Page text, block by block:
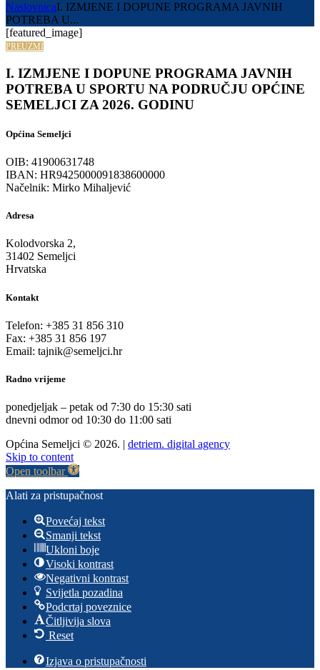
NaslovnicaI. IZMJENE I DOPUNE PROGRAMA JAVNIH
POTREBA U...
[featured_image]
PREUZMI
I. IZMJENE I DOPUNE PROGRAMA JAVNIH
POTREBA U SPORTU NA PODRUČJU OPĆINE
SEMELJCI ZA 2026. GODINU
Općina Semeljci
OIB: 41900631748
IBAN: HR9425000091838600000
Načelnik: Mirko Mihaljević
Adresa
Kolodvorska 2,
31402 Semeljci
Hrvatska
Kontakt
Telefon: +385 31 856 310
Fax: +385 31 856 197
Email: tajnik@semeljci.hr
Radno vrijeme
ponedjeljak – petak od 7:30 do 15:30 sati
dnevni odmor od 10:30 do 11:00 sati
Općina Semeljci © 2026. | detriem. digital agency
Skip to content
Open toolbar
Alati za pristupačnost
Povećaj tekst
Smanji tekst
Ukloni boje
Visoki kontrast
Negativni kontrast
Svijetla pozadina
Podcrtaj poveznice
Čitljivija slova
Reset
Izjava o pristupačnosti